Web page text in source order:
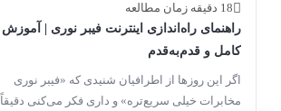
18 دقیقه زمان مطالعه
راهنمای راه‌اندازی اینترنت فیبر نوری | آموزش
کامل و قدم‌به‌قدم
اگر این روزها از اطرافیان شنیدی که «فیبر نوری
مخابرات خیلی سریع‌تره» و داری فکر می‌کنی دقیقاً